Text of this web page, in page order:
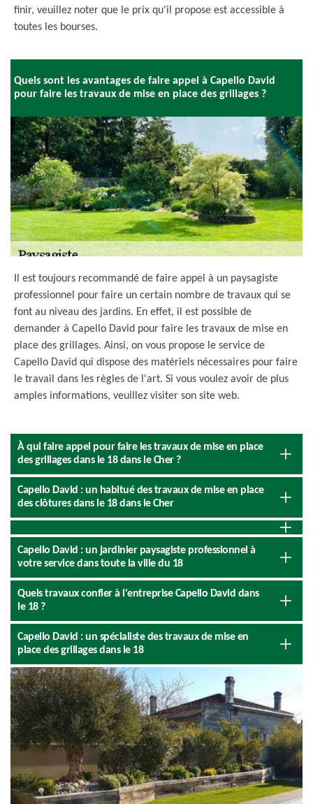
finir, veuillez noter que le prix qu'il propose est accessible à
toutes les bourses.
Quels sont les avantages de faire appel à Capello David
pour faire les travaux de mise en place des grillages ?
Il est toujours recommandé de faire appel à un paysagiste
professionnel pour faire un certain nombre de travaux qui se
font au niveau des jardins. En effet, il est possible de
demander à Capello David pour faire les travaux de mise en
place des grillages. Ainsi, on vous propose le service de
Capello David qui dispose des matériels nécessaires pour faire
le travail dans les règles de l'art. Si vous voulez avoir de plus
amples informations, veuillez visiter son site web.
À qui faire appel pour faire les travaux de mise en place
des grillages dans le 18 dans le Cher ?
Capello David : un habitué des travaux de mise en place
des clôtures dans le 18 dans le Cher
Capello David : un jardinier paysagiste professionnel à
votre service dans toute la ville du 18
Quels travaux confier à l'entreprise Capello David dans
le 18 ?
Capello David : un spécialiste des travaux de mise en
place des grillages dans le 18